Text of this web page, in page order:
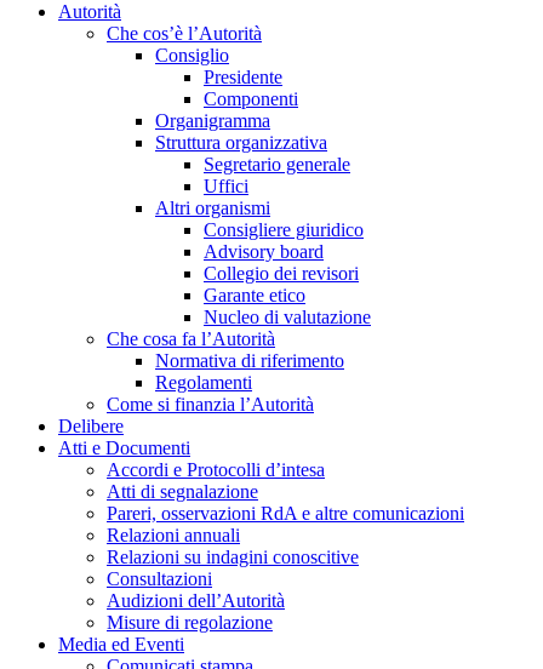
Autorità
Che cos’è l’Autorità
Consiglio
Presidente
Componenti
Organigramma
Struttura organizzativa
Segretario generale
Uffici
Altri organismi
Consigliere giuridico
Advisory board
Collegio dei revisori
Garante etico
Nucleo di valutazione
Che cosa fa l’Autorità
Normativa di riferimento
Regolamenti
Come si finanzia l’Autorità
Delibere
Atti e Documenti
Accordi e Protocolli d’intesa
Atti di segnalazione
Pareri, osservazioni RdA e altre comunicazioni
Relazioni annuali
Relazioni su indagini conoscitive
Consultazioni
Audizioni dell’Autorità
Misure di regolazione
Media ed Eventi